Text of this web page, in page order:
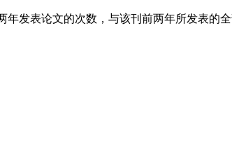
发表论文的次数，与该刊前两年所发表的全